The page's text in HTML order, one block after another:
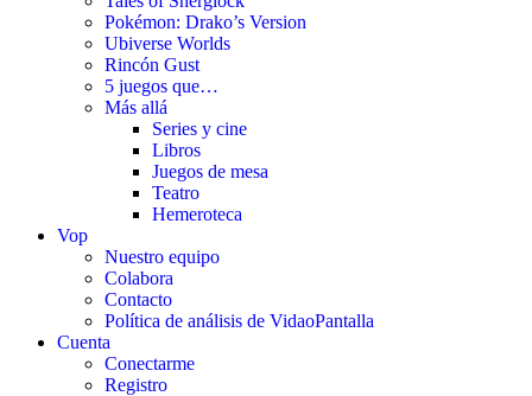
Pokémon: Drako’s Version
Ubiverse Worlds
Rincón Gust
5 juegos que…
Más allá
Series y cine
Libros
Juegos de mesa
Teatro
Hemeroteca
Vop
Nuestro equipo
Colabora
Contacto
Política de análisis de VidaoPantalla
Cuenta
Conectarme
Registro